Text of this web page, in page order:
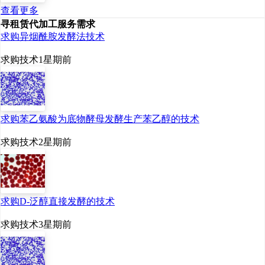
查看更多
寻租赁代加工服务需求
求购异烟酰胺发酵法技术
求购技术1星期前
求购苯乙氨酸为底物酵母发酵生产苯乙醇的技术
求购技术2星期前
求购D-泛醇直接发酵的技术
求购技术3星期前